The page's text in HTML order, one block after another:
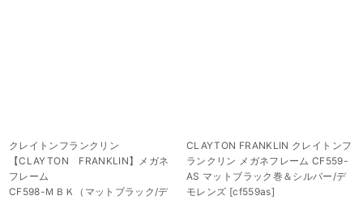
クレイトンフランクリン
【CLAYTON FRANKLIN】メガネ
フレーム
CF598-ＭＢＫ（マットブラック/デ
CLAYTON FRANKLIN クレイトンフ
ランクリン メガネフレーム CF559-
AS マットブラック巻＆シルバー/デ
モレンズ [cf559as]